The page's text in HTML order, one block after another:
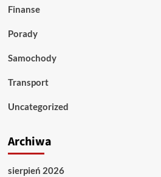
Finanse
Porady
Samochody
Transport
Uncategorized
Archiwa
sierpień 2026